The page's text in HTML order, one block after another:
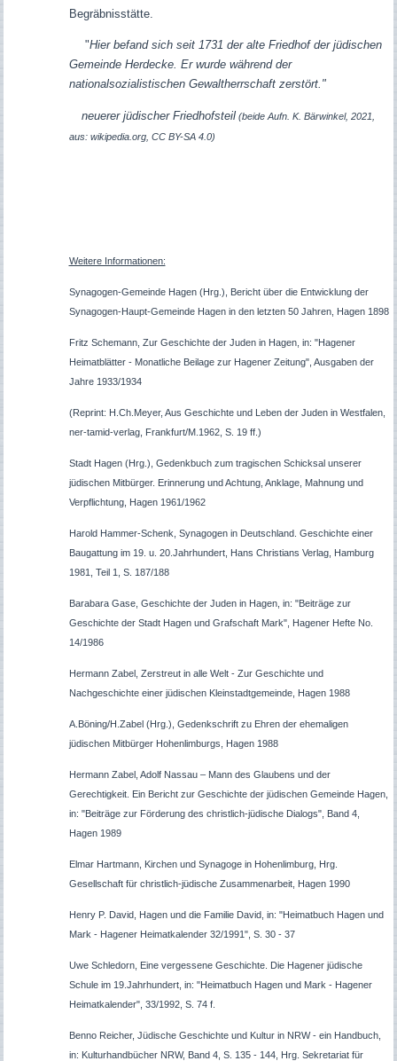
Begräbnisstätte.
"Hier befand sich seit 1731 der alte Friedhof der jüdischen
Gemeinde Herdecke. Er wurde während der
nationalsozialistischen Gewaltherrschaft zerstört."
neuerer jüdischer Friedhofsteil(beide Aufn. K. Bärwinkel, 2021,
aus: wikipedia.org, CC BY-SA 4.0)
Weitere Informationen:
Synagogen-Gemeinde Hagen (Hrg.), Bericht über die Entwicklung der
Synagogen-Haupt-Gemeinde Hagen in den letzten 50 Jahren, Hagen 1898
Fritz Schemann, Zur Geschichte der Juden in Hagen, in: "Hagener
Heimatblätter - Monatliche Beilage zur Hagener Zeitung", Ausgaben der
Jahre 1933/1934
(Reprint: H.Ch.Meyer, Aus Geschichte und Leben der Juden in Westfalen,
ner-tamid-verlag, Frankfurt/M.1962, S. 19 ff.)
Stadt Hagen (Hrg.), Gedenkbuch zum tragischen Schicksal unserer
jüdischen Mitbürger. Erinnerung und Achtung, Anklage, Mahnung und
Verpflichtung, Hagen 1961/1962
Harold Hammer-Schenk, Synagogen in Deutschland. Geschichte einer
Baugattung im 19. u. 20.Jahrhundert, Hans Christians Verlag, Hamburg
1981, Teil 1, S. 187/188
Barabara Gase, Geschichte der Juden in Hagen, in: "Beiträge zur
Geschichte der Stadt Hagen und Grafschaft Mark", Hagener Hefte No.
14/1986
Hermann Zabel, Zerstreut in alle Welt - Zur Geschichte und
Nachgeschichte einer jüdischen Kleinstadtgemeinde, Hagen 1988
A.Böning/H.Zabel (Hrg.), Gedenkschrift zu Ehren der ehemaligen
jüdischen Mitbürger Hohenlimburgs, Hagen 1988
Hermann Zabel, Adolf Nassau – Mann des Glaubens und der
Gerechtigkeit. Ein Bericht zur Geschichte der jüdischen Gemeinde Hagen,
in: "Beiträge zur Förderung des christlich-jüdische Dialogs", Band 4,
Hagen 1989
Elmar Hartmann, Kirchen und Synagoge in Hohenlimburg, Hrg.
Gesellschaft für christlich-jüdische Zusammenarbeit, Hagen 1990
Henry P. David, Hagen und die Familie David, in: "Heimatbuch Hagen und
Mark - Hagener Heimatkalender 32/1991", S. 30 - 37
Uwe Schledorn, Eine vergessene Geschichte. Die Hagener jüdische
Schule im 19.Jahrhundert, in: "Heimatbuch Hagen und Mark - Hagener
Heimatkalender", 33/1992, S. 74 f.
Benno Reicher, Jüdische Geschichte und Kultur in NRW - ein Handbuch,
in: Kulturhandbücher NRW, Band 4, S. 135 - 144, Hrg. Sekretariat für